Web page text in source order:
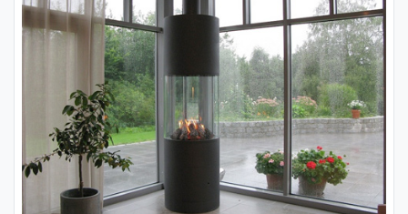
eller vit, övriga färger eller ytbehandling såsom polering kan fås
mot pristillägg. Rondo kan även fås med valfri bordsskiva
runtom. Välvda glas är ett populärt tillval. Spisen levereras med
styrenhet för eltändning så du enkelt kan tända brasan med ett